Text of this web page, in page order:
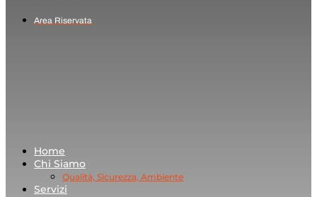
Area Riservata
Home
Chi Siamo
Qualità, Sicurezza, Ambiente
Servizi